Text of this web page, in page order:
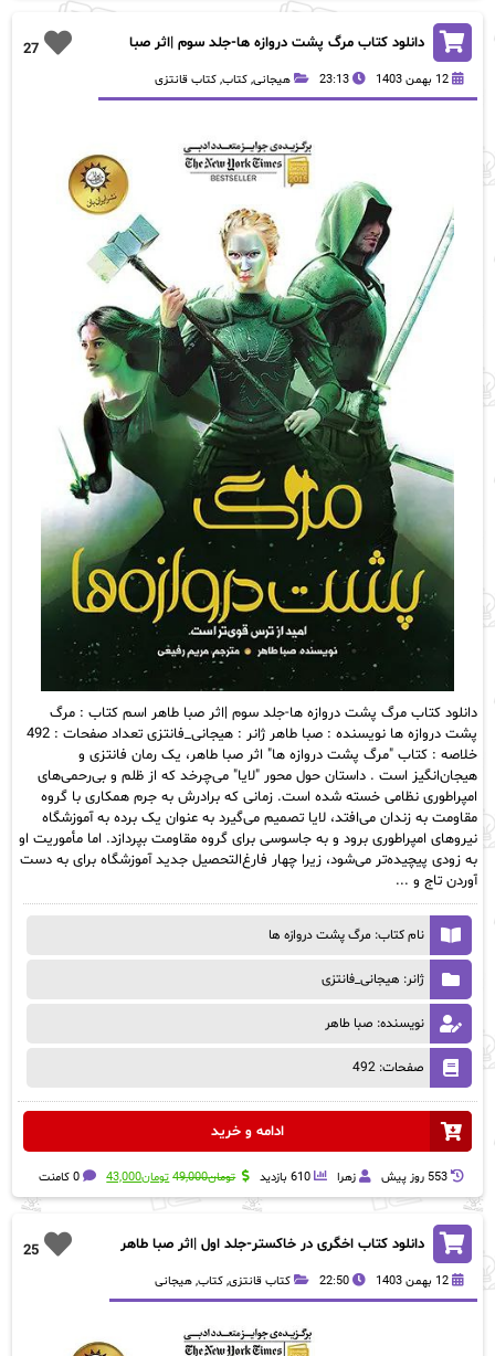
تومان30,000.
27
دانلود کتاب مرگ پشت دروازه ها-جلد سوم |اثر صبا
12 بهمن 1403 23:13 هیجانی, کتاب, کتاب قانتزی
دانلود کتاب مرگ پشت دروازه ها-جلد سوم |اثر صبا طاهر اسم کتاب : مرگ
پشت دروازه ها نویسنده : صبا طاهر ژانر : هیجانی_فانتزی تعداد صفحات : 492
خلاصه : کتاب "مرگ پشت دروازه ها" اثر صبا طاهر، یک رمان فانتزی و
هیجان‌انگیز است . داستان حول محور "لایا" می‌چرخد که از ظلم و بی‌رحمی‌های
امپراطوری نظامی خسته شده است. زمانی که برادرش به جرم همکاری با گروه
مقاومت به زندان می‌افتد، لایا تصمیم می‌گیرد به عنوان یک برده به آموزشگاه
نیروهای امپراطوری برود و به جاسوسی برای گروه مقاومت بپردازد. اما مأموریت او
به زودی پیچیده‌تر می‌شود، زیرا چهار فارغ‌التحصیل جدید آموزشگاه برای به دست
آوردن تاج و ...
نام کتاب: مرگ پشت دروازه ها
ژانر: هیجانی_فانتزی
نویسنده: صبا طاهر
صفحات: 492
ادامه و خرید
553 روز پيش زهرا 610 بازدید تومان49,000 قیمت
تومان43,000قیمت0 کامنت
25 دانلود کتاب اخگری در خاکستر-جلد اول |اثر صبا طاهر
12 بهمن 1403 22:50 کتاب قانتزی, کتاب, هیجانی